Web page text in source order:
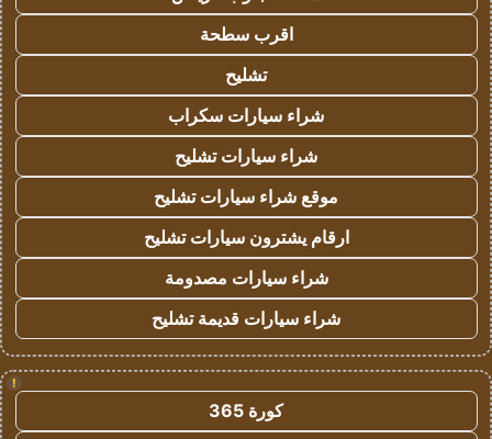
اقرب سطحة
تشليح
شراء سيارات سكراب
شراء سيارات تشليح
موقع شراء سيارات تشليح
ارقام يشترون سيارات تشليح
شراء سيارات مصدومة
شراء سيارات قديمة تشليح
!
كورة 365